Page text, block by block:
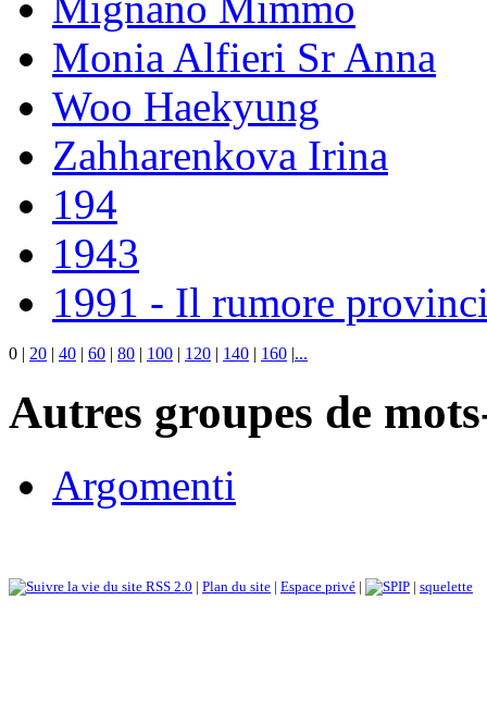
Monia Alfieri Sr Anna
Woo Haekyung
Zahharenkova Irina
194
1943
1991 - Il rumore
0 | 20 | 40 | 60 | 80 | 100 | 120 | 140 | 160 |...
Autres groupes de
Argomenti
RSS 2.0 | Plan du site | Espace privé | | squelette